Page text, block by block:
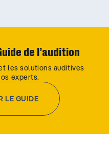
de l’audition
les solutions auditives
experts.
LE GUIDE